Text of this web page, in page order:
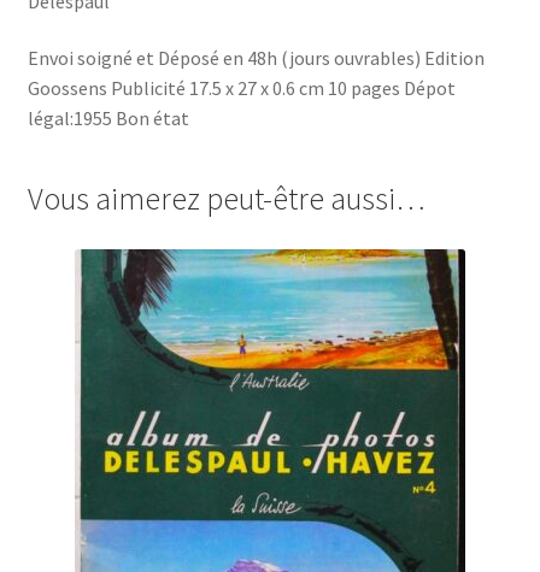
Envoi soigné et Déposé en 48h (jours ouvrables) Edition
Goossens Publicité 17.5 x 27 x 0.6 cm 10 pages Dépot
légal:1955 Bon état
Vous aimerez peut-être aussi…